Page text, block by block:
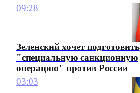
09:28
Зеленский хочет подготовить
"специальную санкционную
операцию" против России
03:03